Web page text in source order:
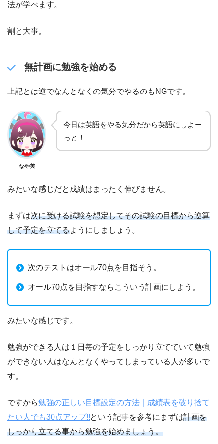
法が学べます。
割と大事。
無計画に勉強を始める
上記とは逆でなんとなくの気分でやるのもNGです。
なや美
今日は英語をやる気分だから英語にしよー
っと！
みたいな感じだと成績はまったく伸びません。
まずは次に受ける試験を想定してその試験の目標から逆算
して予定を立てるようにしましょう。
次のテストはオール70点を目指そう。
オール70点を目指すならこういう計画にしよう。
みたいな感じです。
勉強ができる人は１日毎の予定をしっかり立てていて勉強
ができない人はなんとなくやってしまっている人が多いで
す。
ですから勉強の正しい目標設定の方法｜成績表を破り捨て
たい人でも30点アップ!!という記事を参考にまずは計画を
しっかり立てる事から勉強を始めましょう。